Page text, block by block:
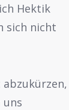
Hektik
sich nicht